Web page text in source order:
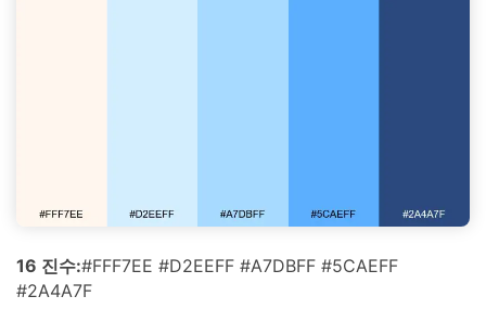
16 진수:#FFF7EE #D2EEFF #A7DBFF #5CAEFF
#2A4A7F